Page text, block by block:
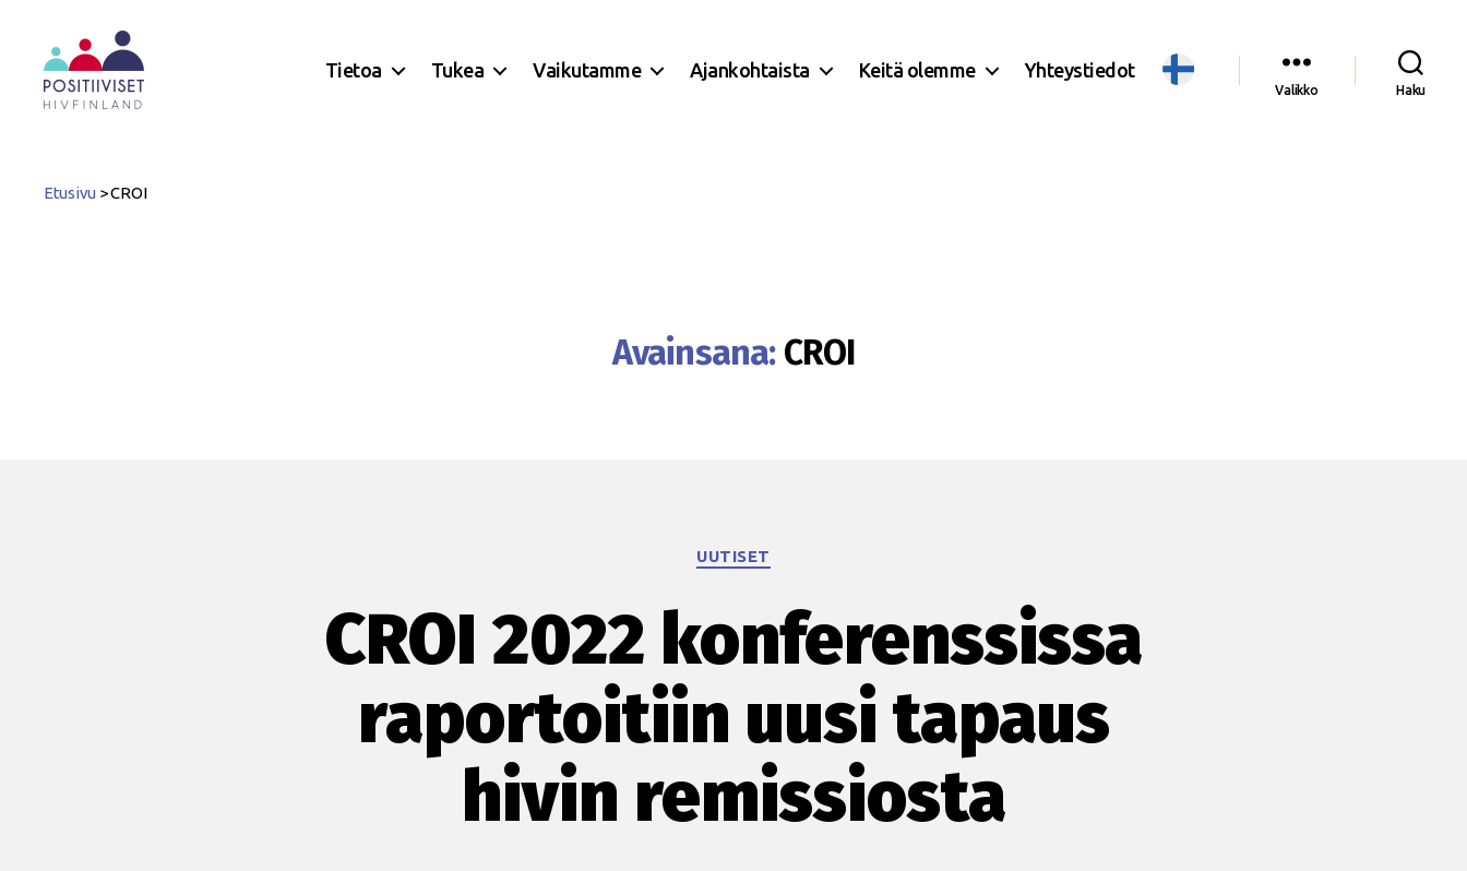
Tietoa Tukea Vaikutamme Ajankohtaista Keitä olemme Yhteystiedot
Valikko Haku
Etusivu >CROI
Avainsana: CROI
Kategoriat
UUTISET
CROI 2022 konferenssissa
raportoitiin uusi tapaus
hivin remissiosta